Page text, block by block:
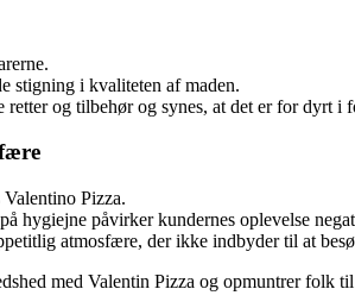
stigning i kvaliteten af maden.
og tilbehør og synes, at det er for dyrt i
Pizza.
hygiejne påvirker kundernes oplevelse
atmosfære, der ikke indbyder til at
med Valentin Pizza og opmuntrer folk